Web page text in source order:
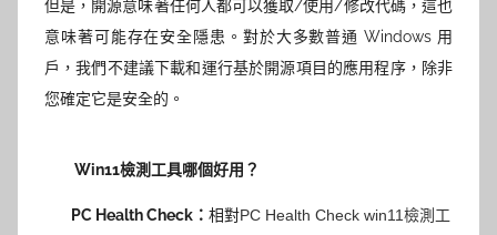
但是，開源意味著任何人都可以獲取/使用/修改代碼，這也
意味著可能存在安全隱患。對於大多數普通 Windows 用
戶，我們不建議下載和運行基於開源項目的應用程序，除非
您確定它是安全的。
Win11檢測工具哪個好用？
PC Health Check ： 相對PC Health Check win11檢測工